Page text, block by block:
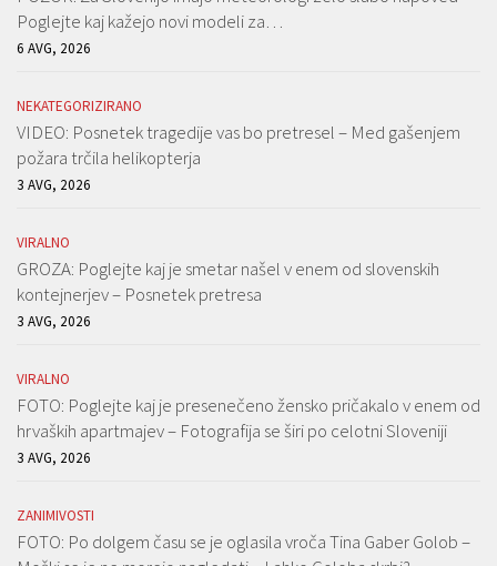
Poglejte kaj kažejo novi modeli za…
6 AVG, 2026
NEKATEGORIZIRANO
VIDEO: Posnetek tragedije vas bo pretresel – Med gašenjem
požara trčila helikopterja
3 AVG, 2026
VIRALNO
GROZA: Poglejte kaj je smetar našel v enem od slovenskih
kontejnerjev – Posnetek pretresa
3 AVG, 2026
VIRALNO
FOTO: Poglejte kaj je presenečeno žensko pričakalo v enem od
hrvaških apartmajev – Fotografija se širi po celotni Sloveniji
3 AVG, 2026
ZANIMIVOSTI
FOTO: Po dolgem času se je oglasila vroča Tina Gaber Golob –